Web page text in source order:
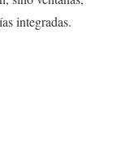
integradas.